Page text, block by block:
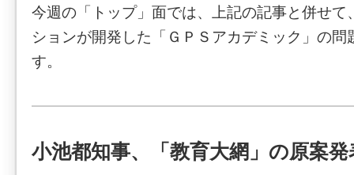
今週の「トップ」面では、上記の記事と併せて
ションが開発した「ＧＰＳアカデミック」の問
す。
小池都知事、「教育大網」の原案発